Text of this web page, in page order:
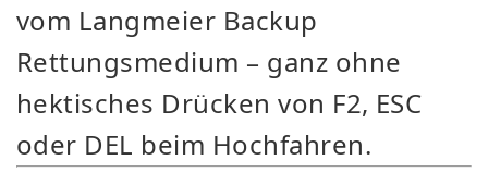
vom Langmeier Backup
Rettungsmedium – ganz ohne
hektisches Drücken von F2, ESC
oder DEL beim Hochfahren.